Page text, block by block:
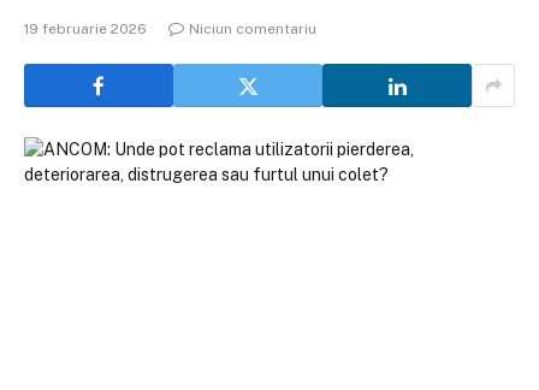
19 februarie 2026 Niciun comentariu